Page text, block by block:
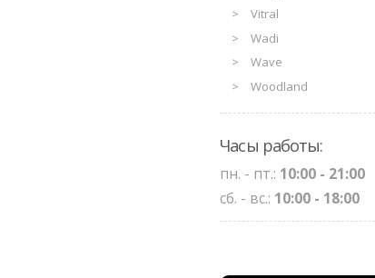
Vitral
Wadi
Wave
Woodland
Часы работы:
пн. - пт.: 10:00 - 21:00
сб. - вс.: 10:00 - 18:00